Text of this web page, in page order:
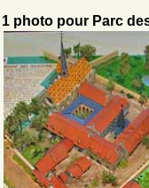
1 photo pour Parc